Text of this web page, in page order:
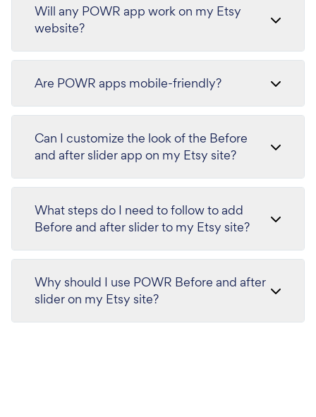
Will any POWR app work on my Etsy
website?
Are POWR apps mobile-friendly?
Can I customize the look of the Before
and after slider app on my Etsy site?
What steps do I need to follow to add
Before and after slider to my Etsy site?
Why should I use POWR Before and after
slider on my Etsy site?